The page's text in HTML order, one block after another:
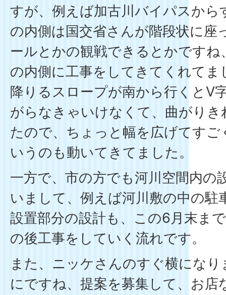
すが、例えば加古川バイパスから
の内側は国交省さんが階段状に座
ールとかの観戦できるとかです
の内側に工事をしてきてくれて
降りるスロープが南から行くとV
がらなきゃいけなくて、曲がり
たので、ちょっと幅を広げてす
いうのも動いてきてました。
一方で、市の方でも河川空間内の
いまして、例えば河川敷の中の駐
設置部分の設計も、この6月末ま
の後工事をしていく流れです。
また、ニッケさんのすぐ横にな
にですね、提案を募集して、お店